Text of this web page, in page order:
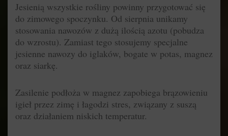
Jesienią wszystkie rośliny powinny przygotować się
do zimowego spoczynku. Od sierpnia unikamy
stosowania nawozów z dużą ilością azotu (pobudza
do wzrostu). Zamiast tego stosujemy specjalne
jesienne nawozy do iglaków, bogate w potas, magnez
oraz siarkę.
Zasilenie podłoża w magnez zapobiega brązowieniu
igieł przez zimę i łagodzi stres, związany z suszą
oraz działaniem niskich temperatur.